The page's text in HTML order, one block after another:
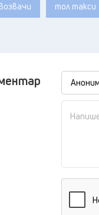
тол такси